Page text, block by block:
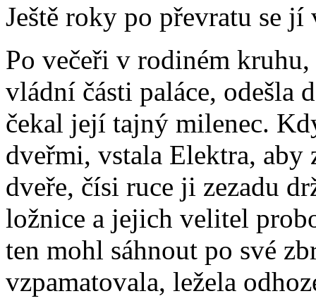
Ještě roky po převratu se jí
Po večeři v rodiném
vládní části paláce, odešla
čekal její tajný milenec.
dveřmi, vstala Elektra,
dveře, čísi ruce ji zezadu
ložnice a jejich velitel
ten mohl sáhnout po své
vzpamatovala, ležela